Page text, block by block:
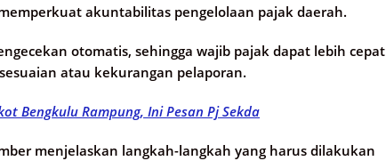
akuntabilitas pengelolaan pajak daerah.
otomatis, sehingga wajib pajak dapat lebih cepat
atau kekurangan pelaporan.
Bengkulu Rampung, Ini Pesan Pj Sekda
menjelaskan langkah-langkah yang harus dilakukan